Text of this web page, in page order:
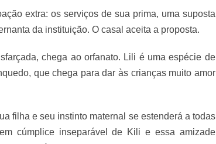
extra: os serviços de sua prima, uma suposta
da instituição. O casal aceita a proposta.
chega ao orfanato. Lili é uma espécie de
que chega para dar às crianças muito amor
filha e seu instinto maternal se estenderá a todas
cúmplice inseparável de Kili e essa amizade